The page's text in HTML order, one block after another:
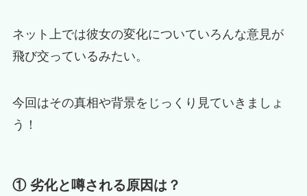
ネット上では彼女の変化についていろんな意見が
飛び交っているみたい。
今回はその真相や背景をじっくり見ていきましょ
う！
① 劣化と噂される原因は？